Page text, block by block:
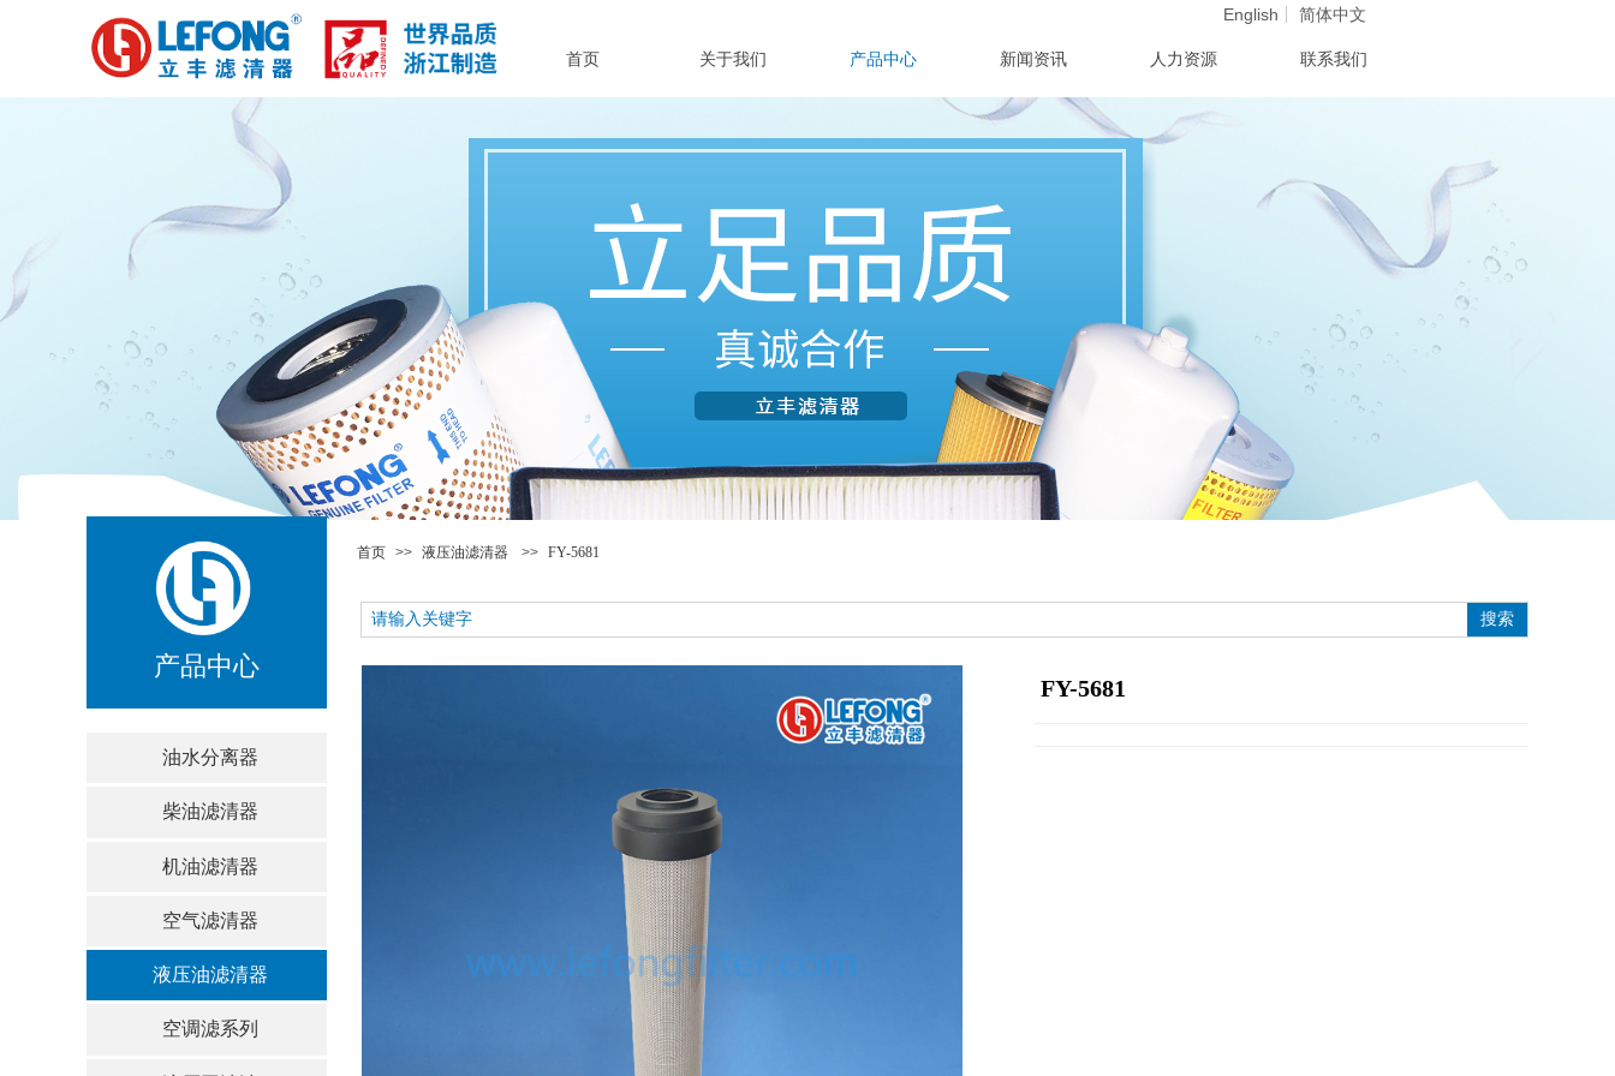
产品中心
首页 >> 液压油滤清器 >> FY-5681
搜索
FY-5681
油水分离器
柴油滤清器
机油滤清器
空气滤清器
液压油滤清器
空调滤系列
首页 关于我们 产品中心 新闻资讯 人力资源 联系我们
English 简体中文